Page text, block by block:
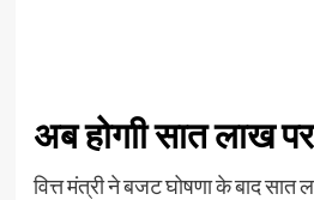
अब होगाी सात लाख
वित्त मंत्री ने बजट घोषणा के बाद